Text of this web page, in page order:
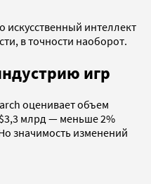
искусственный интеллект
в точности наоборот.
игр
оценивает объем
млрд — меньше 2%
значимость изменений